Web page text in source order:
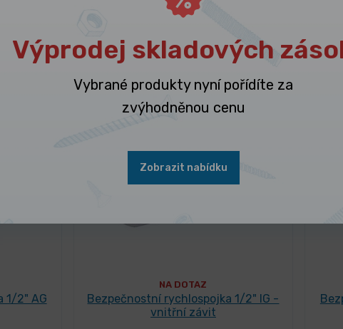
1/2" AG
NA DOTAZ
Bezpečnostní rychlospojka 1/2" IG -
vnitřní závit
Výprodej skladových
Vybrané produkty nyní pořídíte za
zvýhodněnou cenu
Zobrazit nabídku